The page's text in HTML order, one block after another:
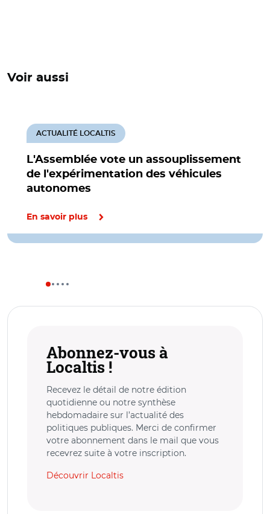
Voir aussi
L'Assemblée vote un assouplissement
de l'expérimentation des véhicules
autonomes
ACTUALITÉ LOCALTIS
En savoir plus
Abonnez-vous à
Localtis !
Recevez le détail de notre édition
quotidienne ou notre synthèse
hebdomadaire sur l’actualité des
politiques publiques. Merci de confirmer
votre abonnement dans le mail que vous
recevrez suite à votre inscription.
Découvrir Localtis